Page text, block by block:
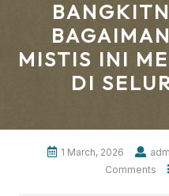
MISTIS INI
DI
1 March, 2026
Comments